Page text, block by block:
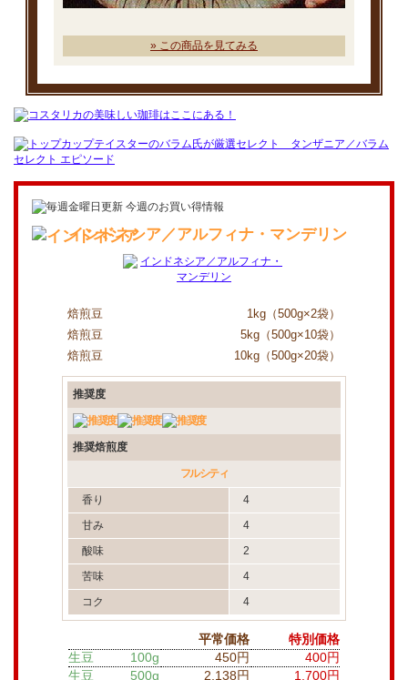
» この商品を見てみる
インドネシア／アルフィナ・マンデリン
焙煎豆
1kg（500g×2袋）
焙煎豆
5kg（500g×10袋）
焙煎豆
10kg（500g×20袋）
推奨度
推奨焙煎度
フルシティ
香り
4
甘み
4
酸味
2
苦味
4
コク
4
平常価格
特別価格
生豆
100g 450円
400円
生豆
500g 2,138円 1,700円